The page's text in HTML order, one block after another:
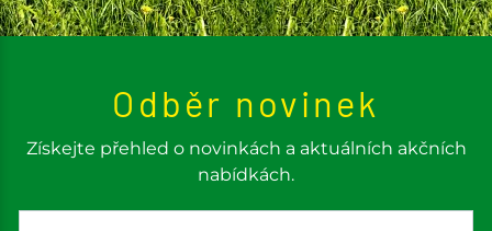
Odběr novinek
Získejte přehled o novinkách a aktuálních akčních
nabídkách.